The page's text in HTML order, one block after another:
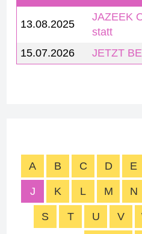
13.08.2025
JAZEEK
statt
15.07.2026
JETZT
A B C D E
J K L M N
S T U V